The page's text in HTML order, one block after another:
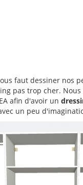
faut dessiner nos
pas trop cher.
afin d'avoir un
un peu